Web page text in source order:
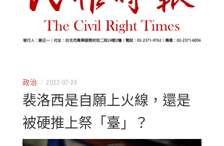
政治 / 2022-07-28
裴洛西是自願上火線，還是
被硬推上祭「臺」？